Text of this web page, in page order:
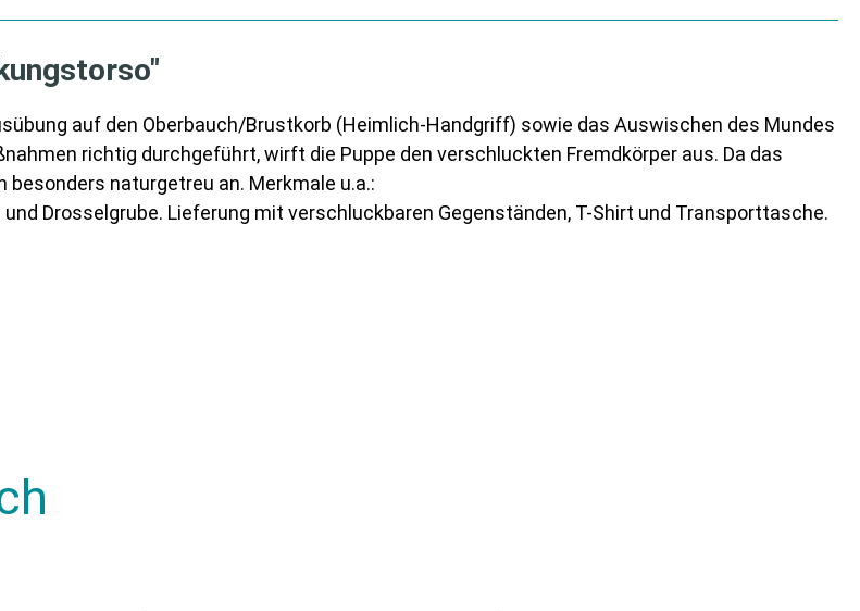
auf den Oberbauch/Brustkorb (Heimlich-Handgriff) sowie das Auswischen des Mundes
richtig durchgeführt, wirft die Puppe den verschluckten Fremdkörper aus. Da das
naturgetreu an. Merkmale u.a.:
Drosselgrube. Lieferung mit verschluckbaren Gegenständen, T-Shirt und Transporttasche.